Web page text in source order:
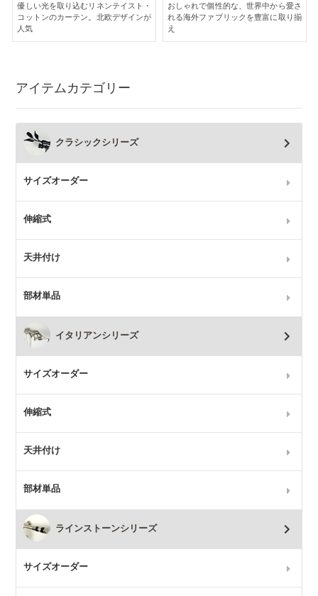
優しい光を取り込むリネンテイスト・
コットンのカーテン。北欧デザインが
人気
おしゃれで個性的な、世界中から愛さ
れる海外ファブリックを豊富に取り揃
え
アイテムカテゴリー
クラシックシリーズ
サイズオーダー
伸縮式
天井付け
部材単品
イタリアンシリーズ
サイズオーダー
伸縮式
天井付け
部材単品
ラインストーンシリーズ
サイズオーダー